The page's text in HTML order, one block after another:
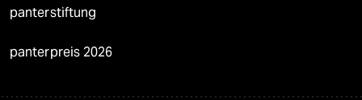
panterstiftung
panterpreis 2026